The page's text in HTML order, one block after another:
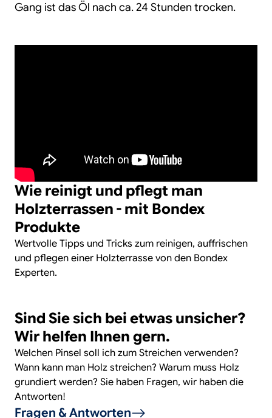
Gang ist das Öl nach ca. 24 Stunden trocken.
Wie reinigt und pflegt man
Holzterrassen - mit Bondex
Produkte
Wertvolle Tipps und Tricks zum reinigen, auffrischen
und pflegen einer Holzterrasse von den Bondex
Experten.
Sind Sie sich bei etwas unsicher?
Wir helfen Ihnen gern.
Welchen Pinsel soll ich zum Streichen verwenden?
Wann kann man Holz streichen? Warum muss Holz
grundiert werden? Sie haben Fragen, wir haben die
Antworten!
Fragen & Antworten